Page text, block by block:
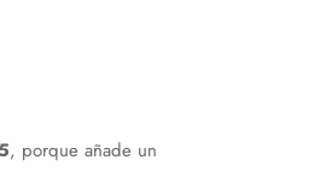
, porque añade un